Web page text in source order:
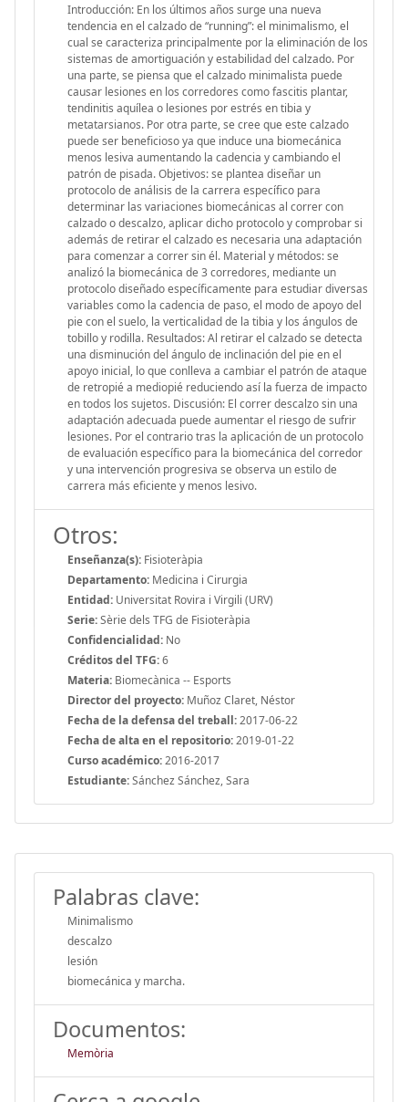
Introducción: En los últimos años surge una nueva
tendencia en el calzado de “running”: el minimalismo, el
cual se caracteriza principalmente por la eliminación de los
sistemas de amortiguación y estabilidad del calzado. Por
una parte, se piensa que el calzado minimalista puede
causar lesiones en los corredores como fascitis plantar,
tendinitis aquílea o lesiones por estrés en tibia y
metatarsianos. Por otra parte, se cree que este calzado
puede ser beneficioso ya que induce una biomecánica
menos lesiva aumentando la cadencia y cambiando el
patrón de pisada. Objetivos: se plantea diseñar un
protocolo de análisis de la carrera específico para
determinar las variaciones biomecánicas al correr con
calzado o descalzo, aplicar dicho protocolo y comprobar si
además de retirar el calzado es necesaria una adaptación
para comenzar a correr sin él. Material y métodos: se
analizó la biomecánica de 3 corredores, mediante un
protocolo diseñado específicamente para estudiar diversas
variables como la cadencia de paso, el modo de apoyo del
pie con el suelo, la verticalidad de la tibia y los ángulos de
tobillo y rodilla. Resultados: Al retirar el calzado se detecta
una disminución del ángulo de inclinación del pie en el
apoyo inicial, lo que conlleva a cambiar el patrón de ataque
de retropié a mediopié reduciendo así la fuerza de impacto
en todos los sujetos. Discusión: El correr descalzo sin una
adaptación adecuada puede aumentar el riesgo de sufrir
lesiones. Por el contrario tras la aplicación de un protocolo
de evaluación específico para la biomecánica del corredor
y una intervención progresiva se observa un estilo de
carrera más eficiente y menos lesivo.
Otros:
Enseñanza(s): Fisioteràpia
Departamento: Medicina i Cirurgia
Entidad: Universitat Rovira i Virgili (URV)
Serie:Sèrie dels TFG de Fisioteràpia
Confidencialidad: No
Créditos del TFG:6
Materia: Biomecànica -- Esports
Director del proyecto: Muñoz Claret, Néstor
Fecha de la defensa del treball:2017-06-22
Fecha de alta en el repositorio:2019-01-22
Curso académico:2016-2017
Estudiante:Sánchez Sánchez, Sara
Palabras clave:
Minimalismo
descalzo
lesión
biomecánica y marcha.
Documentos:
Memòria